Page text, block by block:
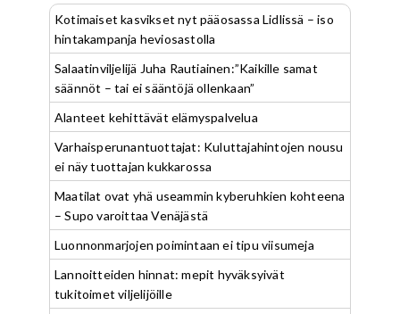
Kotimaiset kasvikset nyt pääosassa Lidlissä – iso
hintakampanja heviosastolla
Salaatinviljelijä Juha Rautiainen:”Kaikille samat
säännöt – tai ei sääntöjä ollenkaan”
Alanteet kehittävät elämyspalvelua
Varhaisperunantuottajat: Kuluttajahintojen nousu
ei näy tuottajan kukkarossa
Maatilat ovat yhä useammin kyberuhkien kohteena
– Supo varoittaa Venäjästä
Luonnonmarjojen poimintaan ei tipu viisumeja
Lannoitteiden hinnat: mepit hyväksyivät
tukitoimet viljelijöille